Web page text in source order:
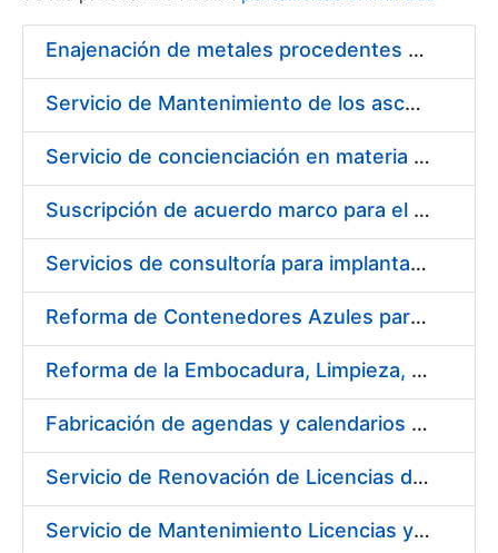
Show/Hide
Enajenación de metales procedentes de desmonetización
Servicio de Mantenimiento de los ascensores, montacargas y plataformas de minusválidos instalados en la FNMT-RCM
Servicio de concienciación en materia de prevención de riesgos laborales
Suscripción de acuerdo marco para el servicio de diseño y producción del material gráfico necesario para el desarrollo de la actividad comercial, institucional y cultural de la entidad pública empresarial Fábrica Nacional de Moneda y Timbre-Real Casa de la Moneda (FNMT-RCM)
Servicios de consultoría para implantación por fases de un sistema de gestión del ciclo de vida de las aplicaciones en el área de desarrollo de CERES (fase 2)
Reforma de Contenedores Azules para Transporte y Almacenaje de Cospel de Acuñar Moneda
Reforma de la Embocadura, Limpieza, Pintado y Numerado de 700 Contenedores Verdes para Moneda
Fabricación de agendas y calendarios de la FNMT-RCM 2020
Servicio de Renovación de Licencias de Productos Autodesk
Servicio de Mantenimiento Licencias y Soporte a Implantación Liferay de CERES